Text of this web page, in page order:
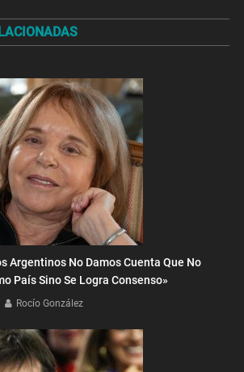
Argentinos No Damos Cuenta Que No
País Sino Se Logra Consenso»
Rocío González